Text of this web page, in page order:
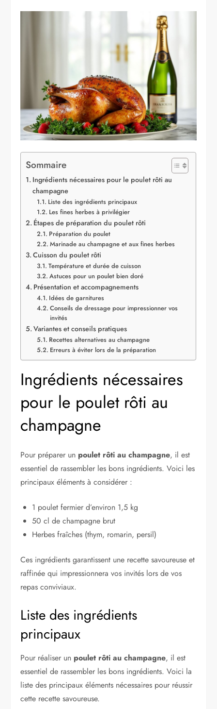
Sommaire
Ingrédients nécessaires pour le poulet rôti au
champagne
Liste des ingrédients principaux
Les fines herbes à privilégier
Étapes de préparation du poulet rôti
Préparation du poulet
Marinade au champagne et aux fines herbes
Cuisson du poulet rôti
Température et durée de cuisson
Astuces pour un poulet bien doré
Présentation et accompagnements
Idées de garnitures
Conseils de dressage pour impressionner vos
invités
Variantes et conseils pratiques
Recettes alternatives au champagne
Erreurs à éviter lors de la préparation
Ingrédients nécessaires
pour le poulet rôti au
champagne
Pour préparer un poulet rôti au champagne, il est
essentiel de rassembler les bons ingrédients. Voici les
principaux éléments à considérer :
1 poulet fermier d’environ 1,5 kg
50 cl de champagne brut
Herbes fraîches (thym, romarin, persil)
Ces ingrédients garantissent une recette savoureuse et
raffinée qui impressionnera vos invités lors de vos
repas conviviaux.
Liste des ingrédients
principaux
Pour réaliser un poulet rôti au champagne, il est
essentiel de rassembler les bons ingrédients. Voici la
liste des principaux éléments nécessaires pour réussir
cette recette savoureuse.